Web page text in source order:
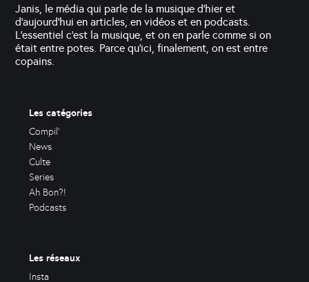
Janis, le média qui parle de la musique d'hier et
d'aujourd'hui en articles, en vidéos et en podcasts.
L'essentiel c'est la musique, et on en parle comme si on
était entre potes. Parce qu'ici, finalement, on est entre
copains.
Les catégories
Compil'
News
Culte
Series
Ah Bon?!
Podcasts
Les réseaux
Insta